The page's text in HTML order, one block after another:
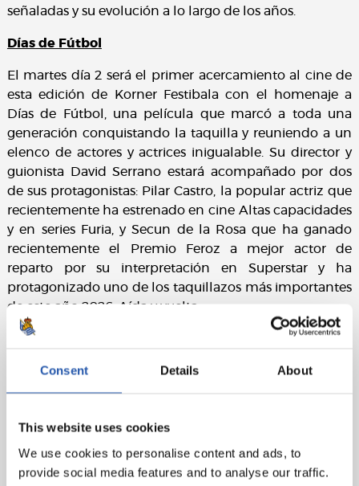
Consent Details About
This website uses cookies
We use cookies to personalise content and ads, to
provide social media features and to analyse our traffic.
señaladas y su evolución a lo largo de los años.
Días de Fútbol
El martes día 2 será el primer acercamiento al cine de
esta edición de Korner Festibala con el homenaje a
Días de Fútbol, una película que marcó a toda una
generación conquistando la taquilla y reuniendo a un
elenco de actores y actrices inigualable. Su director y
guionista David Serrano estará acompañado por dos
de sus protagonistas: Pilar Castro, la popular actriz que
recientemente ha estrenado en cine Altas capacidades
y en series Furia, y Secun de la Rosa que ha ganado
recientemente el Premio Feroz a mejor actor de
reparto por su interpretación en Superstar y ha
protagonizado uno de los taquillazos más importantes
de este año 2026: Aída y vuelta.
Chillida Leku
'Carlos Boyero y Joxean Fernández, fútbol entre
amigos' es un título que busca transmitir la
cultura: el crítico cinematográfico Carlos Boyero y el
Director de la Filmoteca Vasca Joxean Fernández.
Disfrutar de su conversación será un placer después de